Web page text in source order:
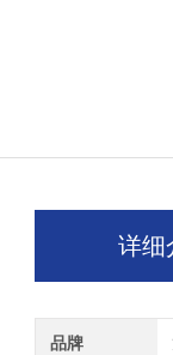
详细
品牌